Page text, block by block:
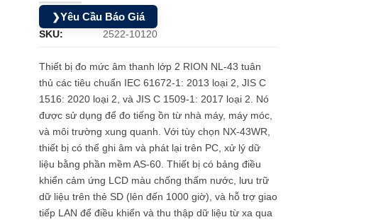
❯Yêu Cầu Báo Giá
SKU: 2522-10120
Thiết bị đo mức âm thanh lớp 2 RION NL-43 tuân
thủ các tiêu chuẩn IEC 61672-1: 2013 loại 2, JIS C
1516: 2020 loại 2, và JIS C 1509-1: 2017 loại 2. Nó
được sử dụng để đo tiếng ồn từ nhà máy, máy móc,
và môi trường xung quanh. Với tùy chọn NX-43WR,
thiết bị có thể ghi âm và phát lại trên PC, xử lý dữ
liệu bằng phần mềm AS-60. Thiết bị có bảng điều
khiển cảm ứng LCD màu chống thấm nước, lưu trữ
dữ liệu trên thẻ SD (lên đến 1000 giờ), và hỗ trợ giao
tiếp LAN để điều khiển và thu thập dữ liệu từ xa qua